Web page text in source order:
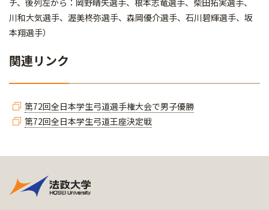
チ、後列左から：岡野晴矢選手、根本志竜選手、柴田拓実選手、
川和大気選手、渥美柊弥選手、森岡優介選手、石川碧輝選手、坂
本翔選手）
関連リンク
第72回全日本学生弓道選手権大会で男子優勝
第72回全日本学生弓道王座決定戦